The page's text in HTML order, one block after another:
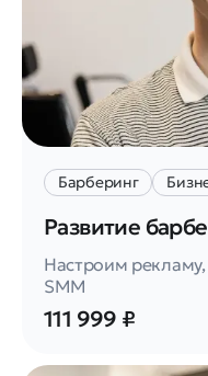
Барберинг
Развитие
Настроим
SMM
111 999 ₽